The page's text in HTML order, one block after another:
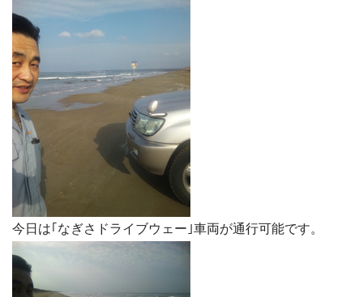
今日は｢なぎさドライブウェー｣車両が通行可能です。